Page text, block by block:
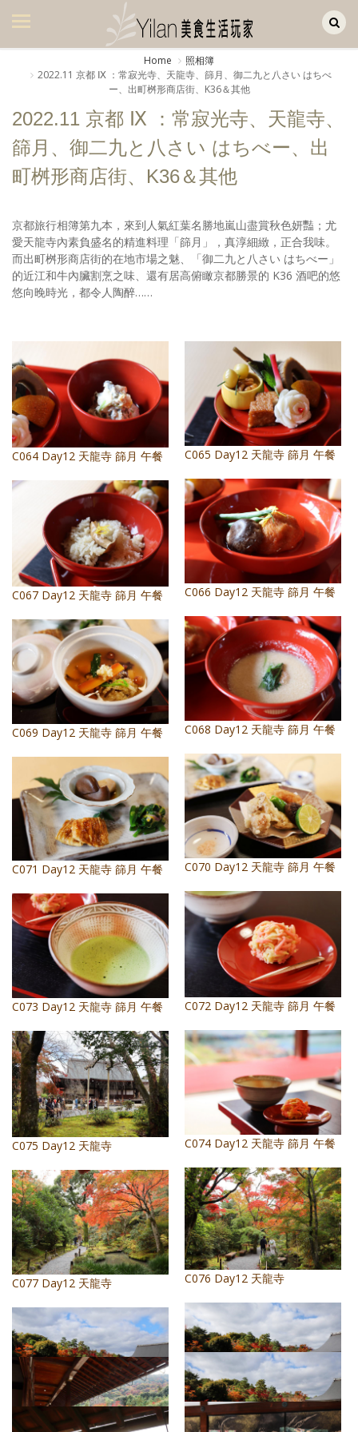
美食集
美飲集
廚房集
旅遊集
旅遊美食集
書房集
日記簿
享樂隨手拍
照相簿
影音區
創意出版服務
關於Yilan
個人著作
活動實況記錄
媒體報導一覽
合作與代言
訂閱電子報
Home
照相簿
2022.11 京都 Ⅸ ：常寂光寺、天龍寺、篩月、御二九と八さい はちべ
ー、出町桝形商店街、K36＆其他
2022.11 京都 Ⅸ ：常寂光寺、天龍寺、
篩月、御二九と八さい はちべー、出
町桝形商店街、K36＆其他
京都旅行相簿第九本，來到人氣紅葉名勝地嵐山盡賞秋色妍豔；尤
愛天龍寺內素負盛名的精進料理「篩月」，真淳細緻，正合我味。
而出町桝形商店街的在地市場之魅、「御二九と八さい はちべー」
的近江和牛內臟割烹之味、還有居高俯瞰京都勝景的 K36 酒吧的悠
悠向晚時光，都令人陶醉……
C064 Day12 天龍寺 篩月 午餐 C065 Day12 天龍寺 篩月 午餐
C066 Day12 天龍寺 篩月 午餐
C067 Day12 天龍寺 篩月 午餐
C068 Day12 天龍寺 篩月 午餐
C069 Day12 天龍寺 篩月 午餐
C070 Day12 天龍寺 篩月 午餐
C071 Day12 天龍寺 篩月 午餐
C072 Day12 天龍寺 篩月 午餐
C073 Day12 天龍寺 篩月 午餐
C074 Day12 天龍寺 篩月 午餐
C075 Day12 天龍寺
C076 Day12 天龍寺
C077 Day12 天龍寺
C078 Day12 天龍寺
C079 Day12 天龍寺